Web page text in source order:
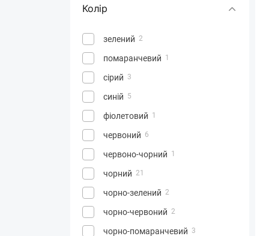
Колір
зелений 2
помаранчевий 1
сірий 3
синій 5
фiолетовий 1
червоний 6
червоно-чорний 1
чорний 21
чорно-зелений 2
чорно-червоний 2
чорно-помаранчевий 3